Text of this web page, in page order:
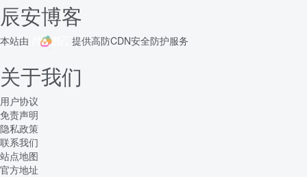
辰安博客
本站由 提供高防CDN安全防护服务
关于我们
用户协议
免责声明
隐私政策
联系我们
站点地图
官方地址